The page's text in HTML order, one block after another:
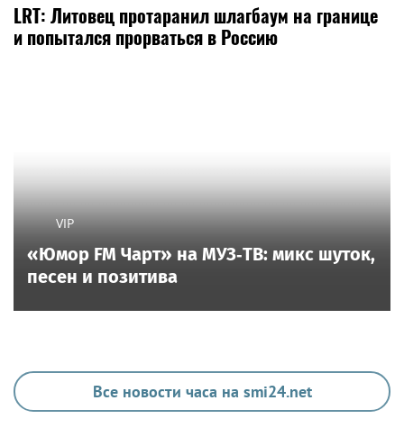
LRT: Литовец протаранил шлагбаум на границе
и попытался прорваться в Россию
VIP
«Юмор FM Чарт» на МУЗ‑ТВ: микс шуток,
песен и позитива
Все новости часа на smi24.net